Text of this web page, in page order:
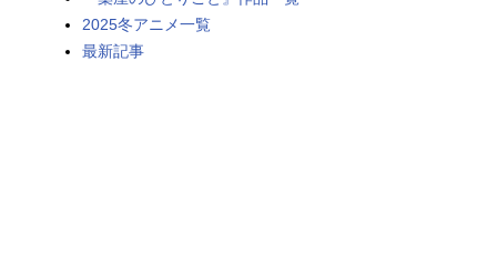
2025冬アニメ一覧
最新記事